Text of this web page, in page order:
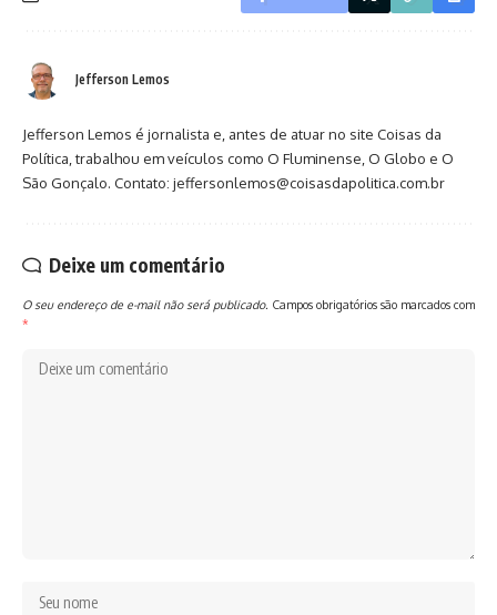
Jefferson Lemos
Jefferson Lemos é jornalista e, antes de atuar no site Coisas da
Política, trabalhou em veículos como O Fluminense, O Globo e O
São Gonçalo. Contato: jeffersonlemos@coisasdapolitica.com.br
Deixe um comentário
O seu endereço de e-mail não será publicado. Campos obrigatórios são marcados com
*